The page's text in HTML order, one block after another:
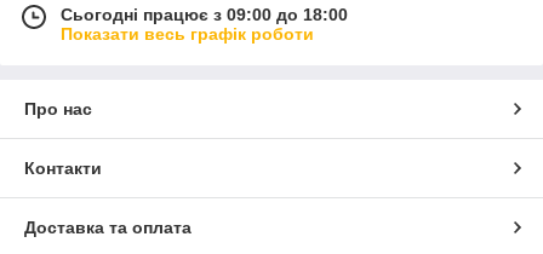
Сьогодні працює з 09:00 до 18:00
Показати весь графік роботи
Про нас
Контакти
Доставка та оплата